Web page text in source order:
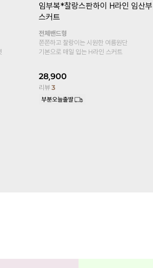
산부속바지
복대형
부들부들 차르르 레이온 소재로
피부에 자극없는 바디감~
리뷰1,425